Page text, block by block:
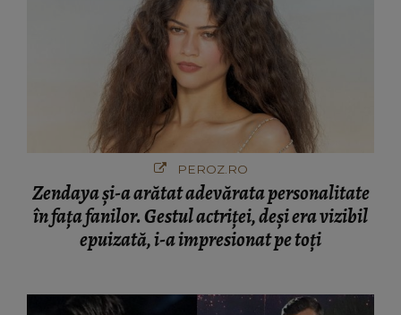
PEROZ.RO
Zendaya și-a arătat adevărata personalitate
în fața fanilor. Gestul actriței, deși era vizibil
epuizată, i-a impresionat pe toți